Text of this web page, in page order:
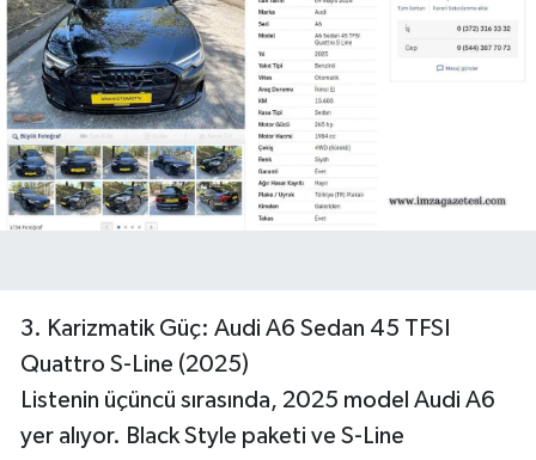
3. Karizmatik Güç: Audi A6 Sedan 45 TFSI
Quattro S-Line (2025)
Listenin üçüncü sırasında, 2025 model Audi A6
yer alıyor. Black Style paketi ve S-Line